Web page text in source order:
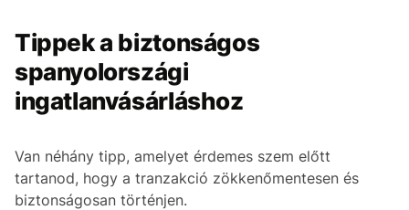
Tippek a biztonságos
spanyolországi
ingatlanvásárláshoz
Van néhány tipp, amelyet érdemes szem előtt
tartanod, hogy a tranzakció zökkenőmentesen és
biztonságosan történjen.